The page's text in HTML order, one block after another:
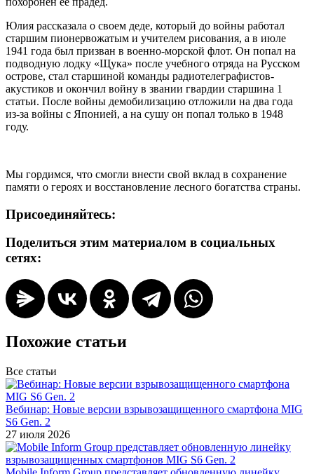
Юлия рассказала о своем деде, который до войны работал
старшим пионервожатым и учителем рисования, а в июле
1941 года был призван в военно-морской флот. Он попал на
подводную лодку «Щука» после учебного отряда на Русском
острове, стал старшиной команды радиотелеграфистов-
акустиков и окончил войну в звании гвардии старшина 1
статьи. После войны демобилизацию отложили на два года
из-за войны с Японией, а на сушу он попал только в 1948
году.
Мы гордимся, что смогли внести свой вклад в сохранение
памяти о героях и восстановление лесного богатства страны.
Присоединяйтесь:
Поделиться этим материалом в социальных
сетях:
Похожие статьи
Все статьи
Вебинар: Новые версии взрывозащищенного смартфона MIG
S6 Gen. 2
27 июля 2026